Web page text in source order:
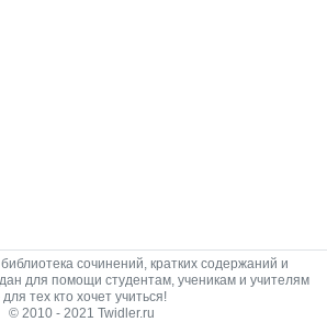
сочинений, кратких содержаний и
для помощи студентам, ученикам и учителям
для тех кто хочет учиться!
© 2010 - 2021 Twidler.ru